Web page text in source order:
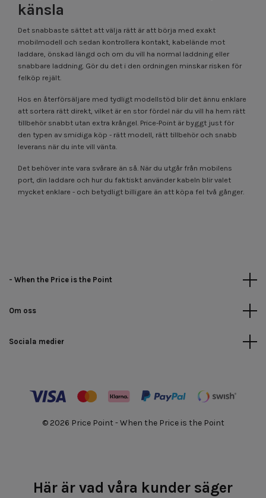
känsla
Det snabbaste sättet att välja rätt är att börja med exakt
mobilmodell och sedan kontrollera kontakt, kabelände mot
laddare, önskad längd och om du vill ha normal laddning eller
snabbare laddning. Gör du det i den ordningen minskar risken för
felköp rejält.
Hos en återförsäljare med tydligt modellstöd blir det ännu enklare
att sortera rätt direkt, vilket är en stor fördel när du vill ha hem rätt
tillbehör snabbt utan extra krångel. Price-Point är byggt just för
den typen av smidiga köp - rätt modell, rätt tillbehör och snabb
leverans när du inte vill vänta.
Det behöver inte vara svårare än så. När du utgår från mobilens
port, din laddare och hur du faktiskt använder kabeln blir valet
mycket enklare - och betydligt billigare än att köpa fel två gånger.
- When the Price is the Point
Om oss
Sociala medier
© 2026 Price Point - When the Price is the Point
Här är vad våra kunder säger